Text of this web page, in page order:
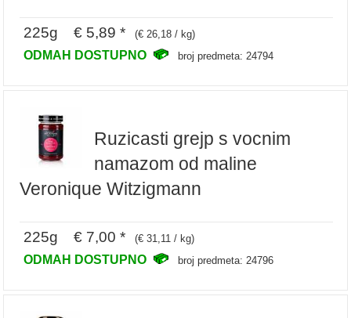
225g € 5,89 * (€ 26,18 / kg)
ODMAH DOSTUPNO broj predmeta: 24794
Ruzicasti grejp s vocnim
namazom od maline
Veronique Witzigmann
225g € 7,00 * (€ 31,11 / kg)
ODMAH DOSTUPNO broj predmeta: 24796